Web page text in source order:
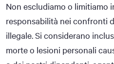
Non escludiamo o limitiamo
responsabilità nei confronti
illegale. Si considerano
morte o lesioni personali